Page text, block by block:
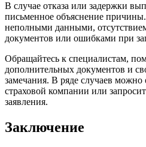
В случае отказа или задержки
письменное объяснение
неполными данными,
документов или ошибками при
Обращайтесь к специалистам,
дополнительных документов и
замечания. В ряде случаев
страховой компании или
заявления.
Заключение